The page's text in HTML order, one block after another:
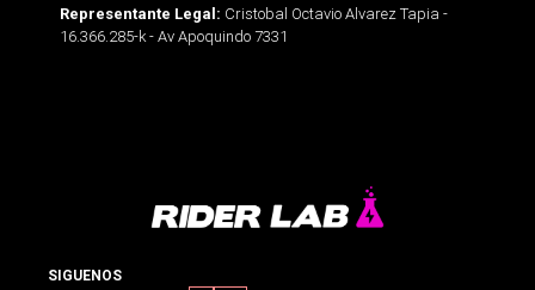
Representante Legal: Cristobal Octavio Alvarez Tapia -
16.366.285-k - Av Apoquindo 7331
SIGUENOS